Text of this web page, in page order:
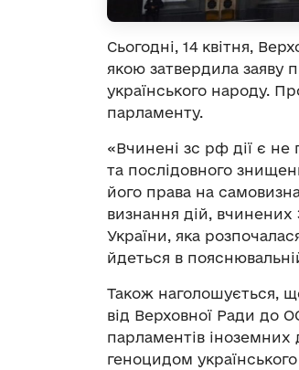
Сьогодні, 14 квітня,
якою затвердила заяву
українського народу.
парламенту.
«Вчинені зс рф дії є не
та послідовного
його права на
визнання дій, вчинених
України, яка
йдеться в
Також наголошується,
від Верховної Ради до
парламентів іноземних
геноцидом